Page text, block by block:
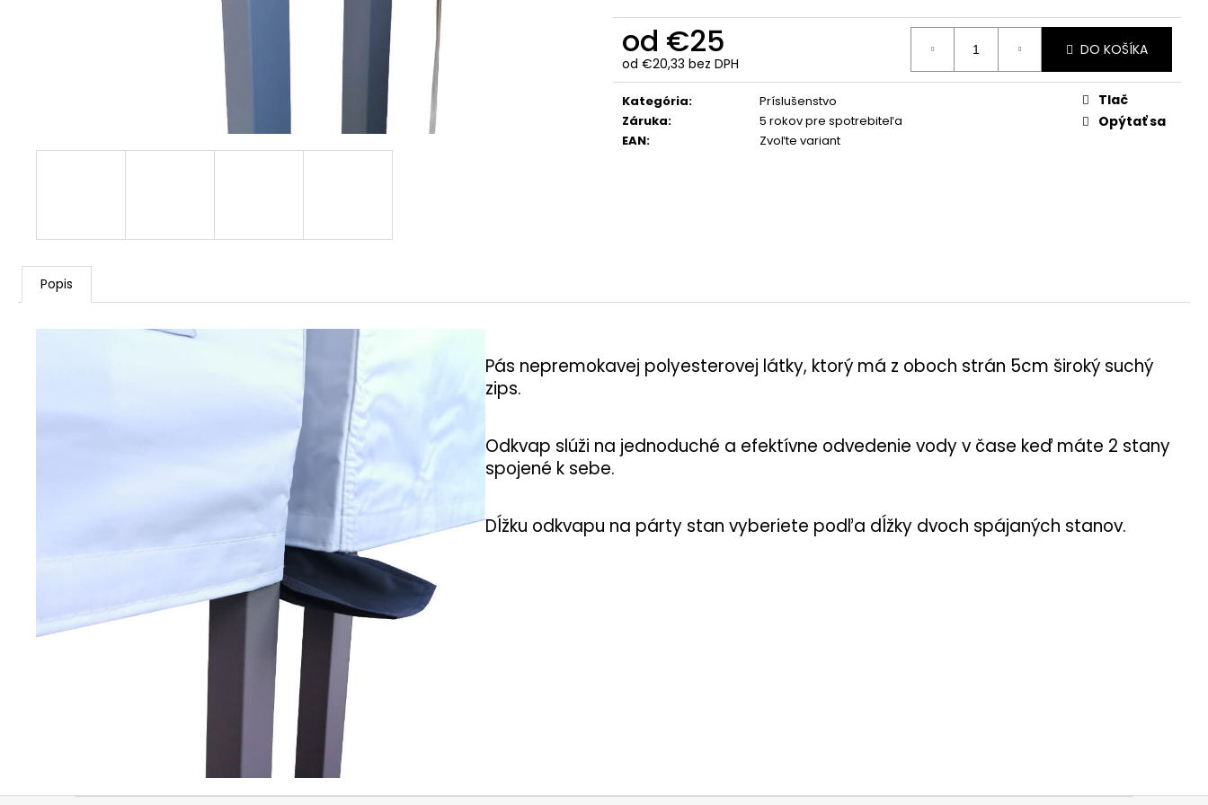
od €25
od €20,33 bez DPH
Jednotková
cena:
DO KOŠÍKA
Kategória:
Príslušenstvo
Záruka:
5 rokov pre spotrebiteľa
EAN: Zvoľte variant
Tlač
Opýtať sa
Popis
Pás nepremokavej polyesterovej látky, ktorý má z oboch strán 5cm široký suchý
zips.
Odkvap slúži na jednoduché a efektívne odvedenie vody v čase keď máte 2 stany
spojené k sebe.
Dĺžku odkvapu na párty stan vyberiete podľa dĺžky dvoch spájaných stanov.